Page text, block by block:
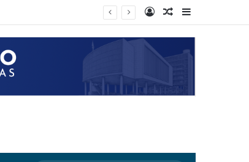
Log InRandom Article